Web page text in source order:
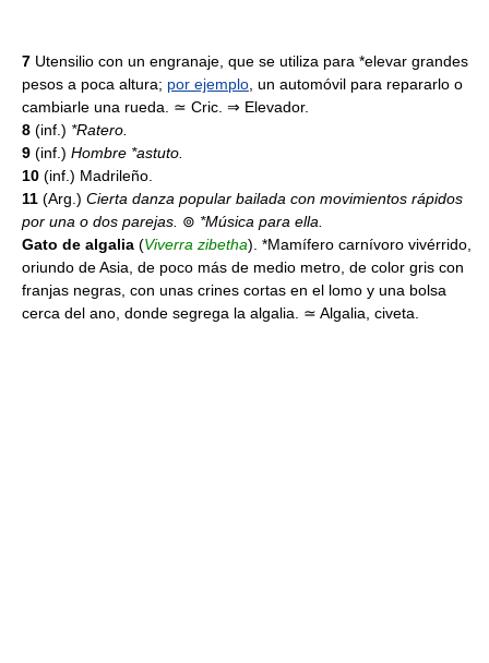
7 Utensilio con un engranaje, que se utiliza para *elevar grandes
pesos a poca altura; por ejemplo , un automóvil para repararlo o
cambiarle una rueda. ≃ Cric. ⇒ Elevador.
8 (inf.) *Ratero.
9 (inf.) Hombre *astuto.
10 (inf.) Madrileño.
11 (Arg.) Cierta danza popular bailada con movimientos rápidos
por una o dos parejas. ⊚ *Música para ella.
Gato de algalia (Viverra zibetha). *Mamífero carnívoro vivérrido,
oriundo de Asia, de poco más de medio metro, de color gris con
franjas negras, con unas crines cortas en el lomo y una bolsa
cerca del ano, donde segrega la algalia. ≃ Algalia, civeta.